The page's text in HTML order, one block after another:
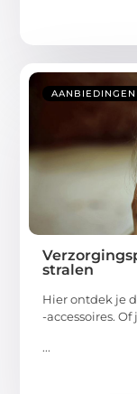
AANBIEDINGEN
stralen
Hier ontdek je
-accessoires.
...